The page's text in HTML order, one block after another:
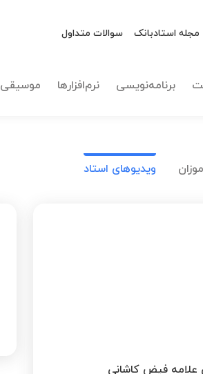
مجله استادبانک سوالات متداول
برنامه‌نویسی نرم‌افزارها موسیقی
ویدیوهای استاد
فیض کاشانی